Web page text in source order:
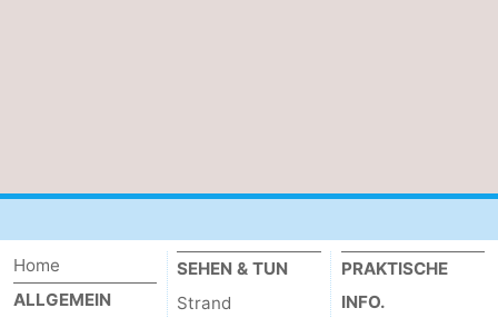
Egmond
aan
Zee
-
Noordhollands
duinreservaat
-
Wijk
-
Home
ALLGEMEIN
SEHEN & TUN
Strand
PRAKTISCHE
INFO.